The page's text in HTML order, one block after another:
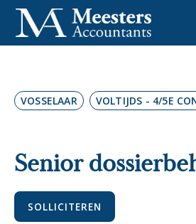
VOSSELAAR VOLTIJDS - 4/5E
Senior
SOLLICITEREN